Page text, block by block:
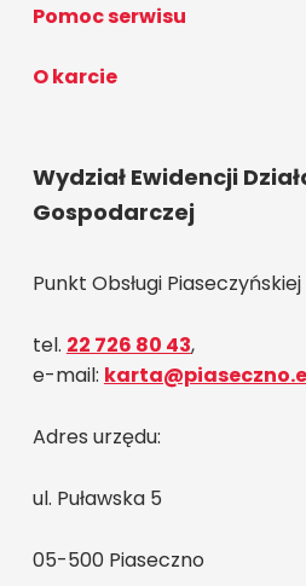
Pomoc serwisu
O karcie
Wydział Ewidencji
Gospodarczej
Punkt Obsługi
tel. 22 726 80 43,
e-mail:
Adres urzędu:
ul. Puławska 5
05-500 Piaseczno